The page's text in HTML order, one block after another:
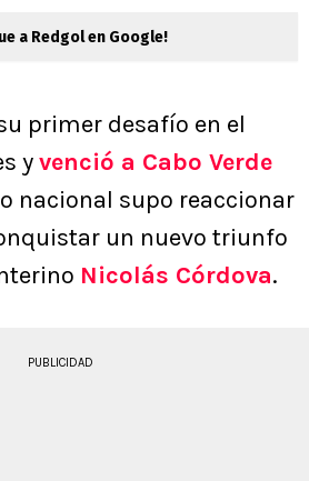
a Redgol en Google!
primer desafío en el
yvenció a Cabo Verde
nacional supo reaccionar
un nuevo triunfo
Nicolás Córdova.
PUBLICIDAD